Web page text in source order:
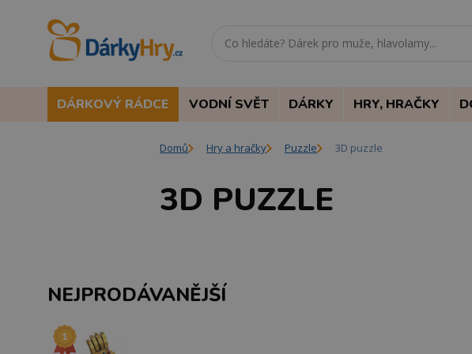
DÁRKOVÝ RÁDCE VODNÍ SVĚT DÁRKY HRY, HRAČKY
Domů Hry a hračky Puzzle 3D puzzle
3D PUZZLE
NEJPRODÁVANĚJŠÍ